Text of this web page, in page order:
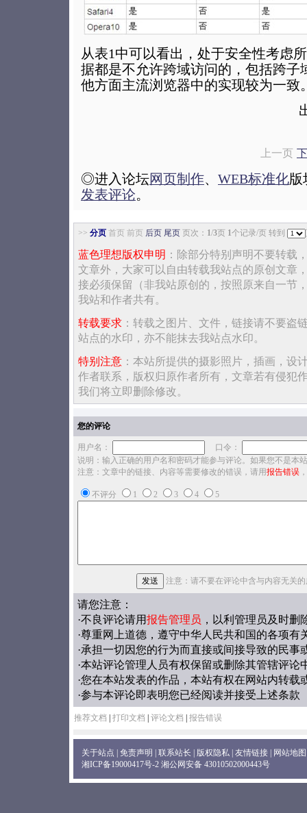
从表1中可以看出，处于安全性考虑
据都是不允许跨域访问的，包括跨子
他方面主流浏览器中的实现较为一致
上一页
◎进入论坛网页制作、 WEB标准化版
发表评论。
>> 分页 首页 前页 后页 尾页 页次： 1/3页 1个记录/页 转到
蓝色理想版权申明 ：除部分特别声明不要转载
文章外，大家可以自由转载我站点的原创文章
接必须保留（非我站原创的，按照原来自一节
我站和作者共有。
转载要求 ：转载之图片、文件，链接请不要盗
站点的水印，亦不能抹去我站点水印。
特别注意 ：本站所提供的摄影照片，插画，设
作者联系，版权归原作者所有，文章若有侵犯
我们将立即删除修改。
您的评论
用户名：
口令：
说明：输入正确的用户名和密码才能参与评论。如果您不是本
注意：文章中的链接、内容等需要修改的错误，请用报告错误
不评分 1 2 3 4 5
注意：请不要在评论中含与内容无关
请您注意：
·不良评论请用报告管理员 ，以利管理员及时删
·尊重网上道德，遵守中华人民共和国的各项有
·承担一切因您的行为而直接或间接导致的民事
·本站评论管理人员有权保留或删除其管辖评论
·您在本站发表的作品，本站有权在网站内转载
·参与本评论即表明您已经阅读并接受上述条款
推荐文档 打印文档 评论文档 报告错误
关于站点 免责声明 联系站长 版权隐私 友情链接
网站地图
湘ICP备19000417号-2 湘公网安备 43010502000443号